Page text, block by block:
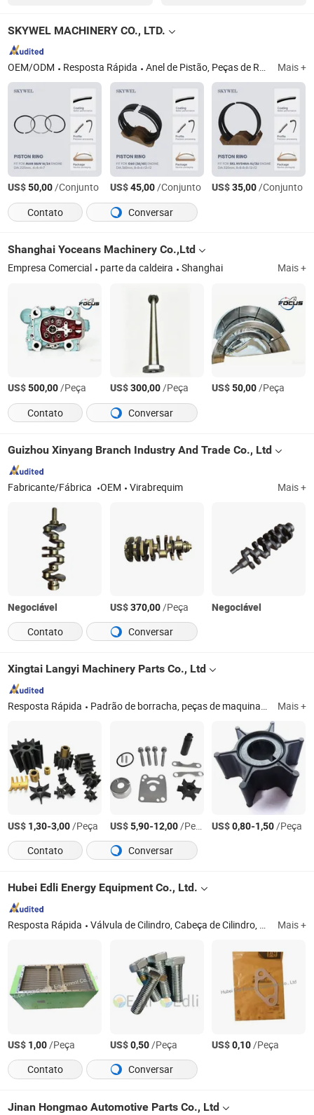
SKYWEL MACHINERY CO., LTD.
OEM/ODM Resposta Rápida Anel de Pistão, Peças de Reposição para Motores Marinhos, Peças de Motor, Peças para Motores Diesel, Peças de Reposição para Navios, Peças para Motores Diesel Marinhos, Peças para Martelo Pilão, Anel de Compressores de Ar Mais +
US$50,00/Conjunto US$45,00/Conjunto US$35,00/Conjunto
Contato
Conversar
Shanghai Yoceans Machinery Co.,Ltd
Empresa Comercial parte da caldeira Shanghai Mais +
US$500,00/Peça US$300,00/Peça US$50,00/Peça
Contato
Conversar
Guizhou Xinyang Branch Industry And Trade Co., Ltd
Fabricante/Fábrica OEM Virabrequim Mais +
Negociável US$370,00/Peça
Negociável
Contato
Conversar
Xingtai Langyi Machinery Parts Co., Ltd
Resposta Rápida Padrão de borracha, peças de maquinaria Mais +
US$ 1,30-3,00/Peça US$5,90-12,00/Peça US$0,80-1,50/Peça
Contato
Conversar
Hubei Edli Energy Equipment Co., Ltd.
Resposta Rápida Válvula de Cilindro, Cabeça de Cilindro, Rolamentos da Biela, Mangueiras, Velas de Ignição, Conjunto de Pistão do Intercooler, Juntas de Válvula, O-Rings, Tecjet52, Compensador, Filtros, Assento da Válvula, Guia da Válvula Mais +
US$ 1,00/Peça US$0,50/Peça US$0,10/Peça
Contato
Conversar
Jinan Hongmao Automotive Parts Co., Ltd